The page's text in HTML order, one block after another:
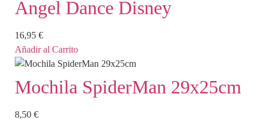
Angel Dance Disney
16,95 €
Añadir al Carrito
Mochila SpiderMan 29x25cm
8,50 €